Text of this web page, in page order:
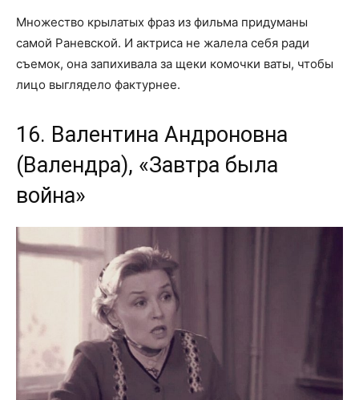
Множество крылатых фраз из фильма придуманы
самой Раневской. И актриса не жалела себя ради
съемок, она запихивала за щеки комочки ваты, чтобы
лицо выглядело фактурнее.
16. Валентина Андроновна
(Валендра), «Завтра была
война»